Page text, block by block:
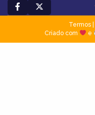
Termos|
Criado com
e